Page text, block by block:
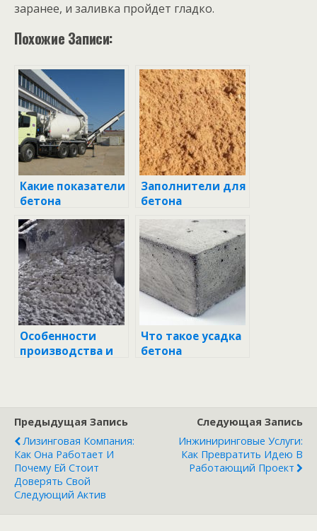
заранее, и заливка пройдет гладко.
Похожие Записи:
Какие показатели
бетона
необходимо
учитывать при
заказе?
Заполнители для
бетона
Особенности
производства и
Что такое усадка
бетона
Предыдущая Запись
Лизинговая Компания:
Как Она Работает И
Почему Ей Стоит
Доверять Свой
Следующий Актив
Следующая Запись
Инжиниринговые Услуги:
Как Превратить Идею В
Работающий Проект